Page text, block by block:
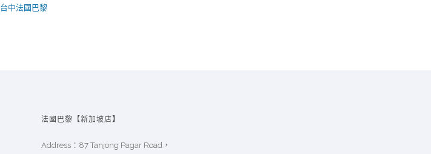
台中法國巴黎
法國巴黎【新加坡店】
Address：87 Tanjong Pagar Road，